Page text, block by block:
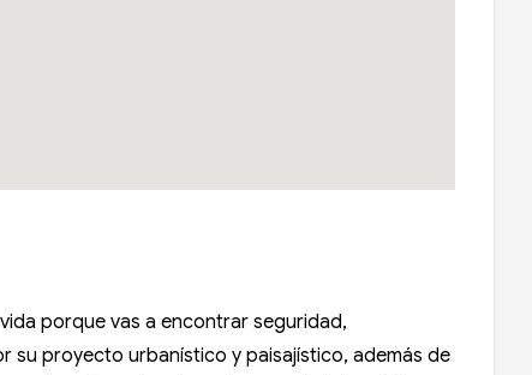
porque vas a encontrar seguridad,
su proyecto urbanístico y paisajístico, además de